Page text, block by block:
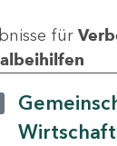
für